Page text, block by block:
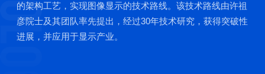
的架构工艺，实现图像显示的技术路线。该技术路线由许祖
彦院士及其团队率先提出，经过30年技术研究，获得突破性
进展，并应用于显示产业。